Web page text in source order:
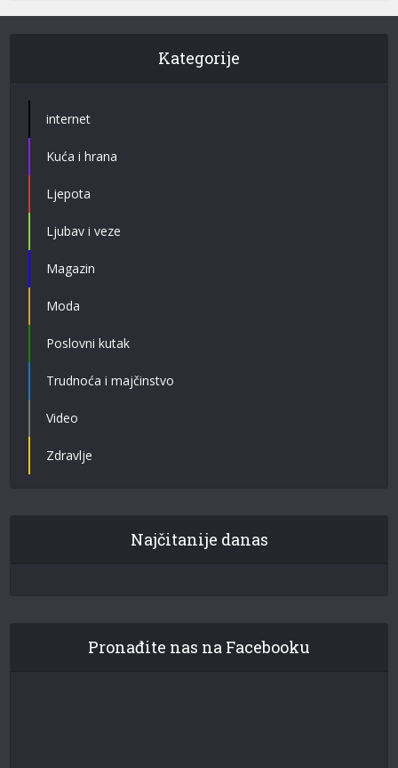
Kategorije
internet
Kuća i hrana
Ljepota
Ljubav i veze
Magazin
Moda
Poslovni kutak
Trudnoća i majčinstvo
Video
Zdravlje
Najčitanije danas
Pronađite nas na Facebooku